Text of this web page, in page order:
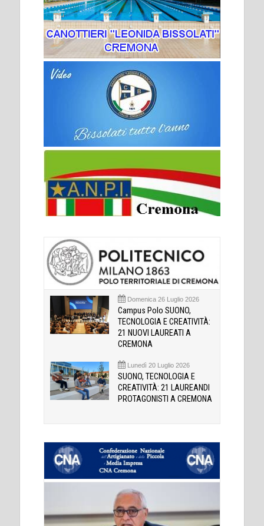
Domenica 26 Luglio 2026
Campus Polo SUONO,
TECNOLOGIA E CREATIVITÀ:
21 NUOVI LAUREATI A
CREMONA
Lunedì 20 Luglio 2026
SUONO, TECNOLOGIA E
CREATIVITÀ: 21 LAUREANDI
PROTAGONISTI A CREMONA